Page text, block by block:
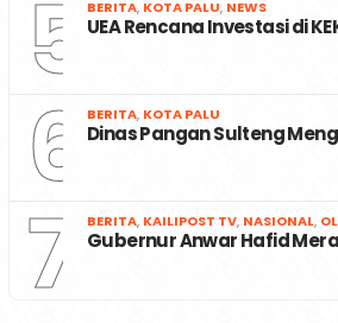
5 BERITA, KOTA PALU, NEWS
UEA Rencana Investasi di
6 BERITA, KOTA PALU
Dinas Pangan Sulteng
7 BERITA, KAILIPOST TV, NASIONAL,
Gubernur Anwar Hafid